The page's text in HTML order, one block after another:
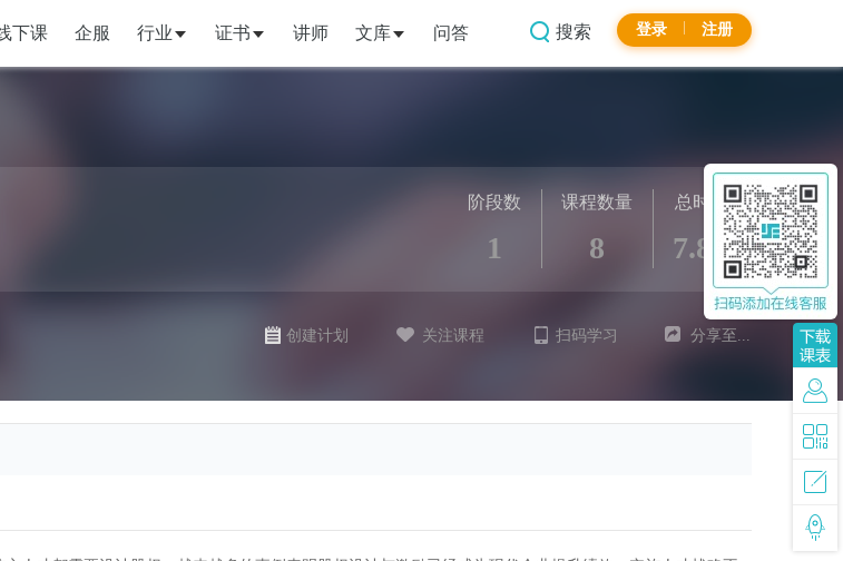
下课 企服 行业 证书 讲师 文库 问答 搜索 登录 注册
总时长
7.8h
课程数量
8
阶段数
1
分享至...
扫码学习
关注课程
创建计划